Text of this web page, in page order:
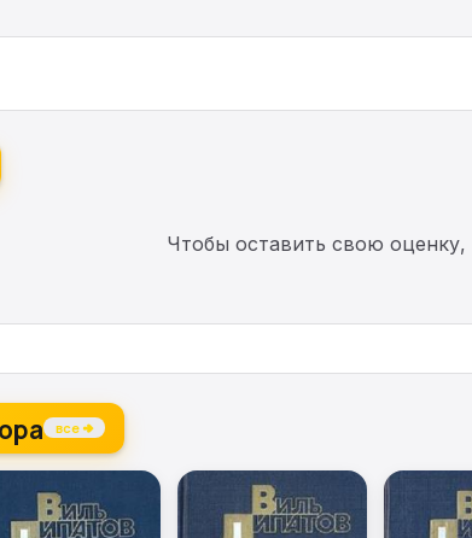
Чтобы оставить свою оценку,
все →